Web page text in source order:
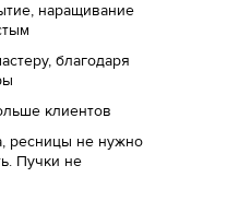
наращивание
благодаря
клиентов
ресницы не нужно
Пучки не